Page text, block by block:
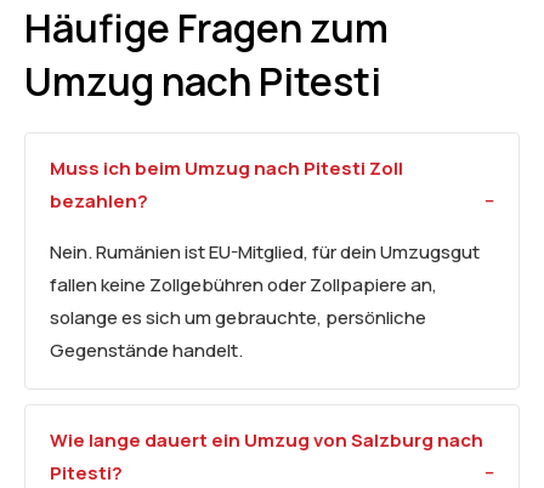
Häufige Fragen zum
Umzug nach Pitesti
Muss ich beim Umzug nach Pitesti Zoll
bezahlen?
Nein. Rumänien ist EU-Mitglied, für dein Umzugsgut
fallen keine Zollgebühren oder Zollpapiere an,
solange es sich um gebrauchte, persönliche
Gegenstände handelt.
Wie lange dauert ein Umzug von Salzburg nach
Pitesti?